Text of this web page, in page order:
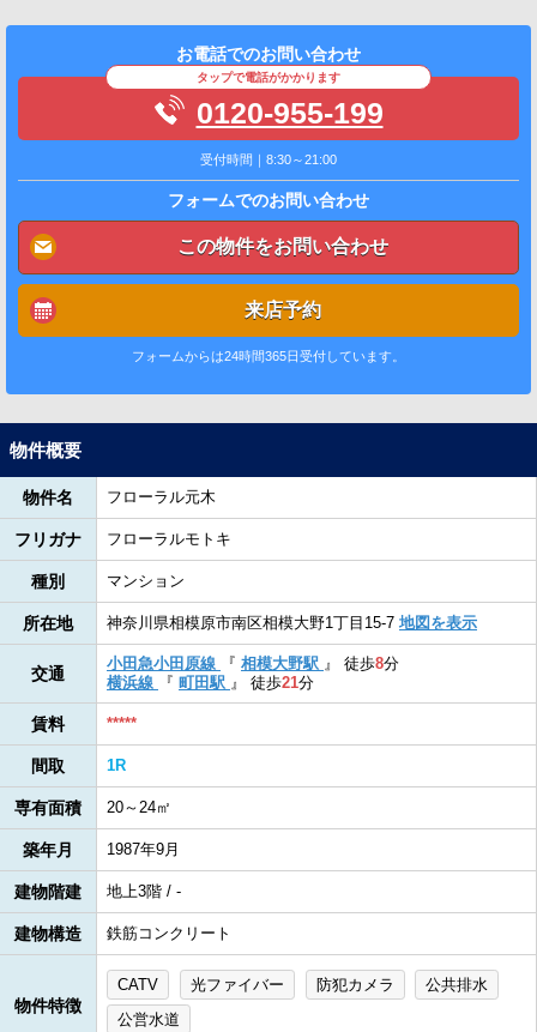
お電話でのお問い合わせ
タップで電話がかかります
0120-955-199
受付時間｜8:30～21:00
フォームでのお問い合わせ
この物件をお問い合わせ
来店予約
フォームからは24時間365日受付しています。
物件概要
物件名 フローラル元木
フリガナ フローラルモトキ
種別 マンション
所在地 神奈川県相模原市南区相模大野1丁目15-7 地図を表示
交通
小田急小田原線 『 相模大野駅 』 徒歩8分
横浜線
『 町田駅 』 徒歩21分
賃料 *****
間取 1R
専有面積 20～24㎡
築年月 1987年9月
建物階建 地上3階 / -
建物構造 鉄筋コンクリート
物件特徴
CATV 光ファイバー 防犯カメラ
公共排水
公営水道